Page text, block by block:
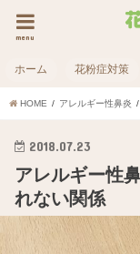
menu
ホーム 花粉症対策
HOME アレルギー性鼻炎
2018.07.23
アレルギー性
れない関係